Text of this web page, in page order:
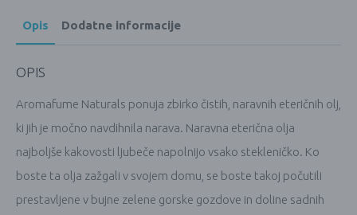
Opis Dodatne informacije
OPIS
Aromafume Naturals ponuja zbirko čistih, naravnih eteričnih olj,
ki jih je močno navdihnila narava. Naravna eterična olja
najboljše kakovosti ljubeče napolnijo vsako stekleničko. Ko
boste ta olja zažgali v svojem domu, se boste takoj počutili
prestavljene v bujne zelene gorske gozdove in doline sadnih